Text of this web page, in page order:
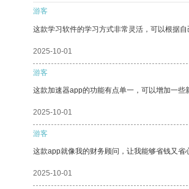
游客
这款学习软件的学习方式非常灵活，可以根据
2025-10-01
游客
这款加速器app的功能有点单一，可以增加一些
2025-10-01
游客
这款app就像我的财务顾问，让我能够省钱又省
2025-10-01